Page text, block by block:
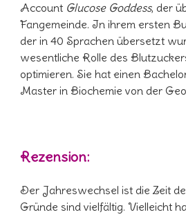
Account Glucose Goddess, der
Fangemeinde. In ihrem ersten
der in 40 Sprachen übersetzt
wesentliche Rolle des
optimieren. Sie hat einen
Master in Biochemie von der
Rezension:
Der Jahreswechsel ist die Zeit
Gründe sind vielfältig. Vielleicht